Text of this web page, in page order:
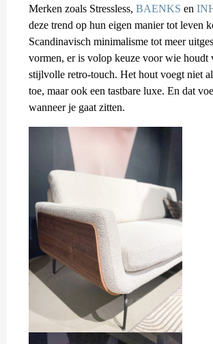
Merken zoals Stressless, BAENKS en
deze trend op hun eigen manier tot leven
Scandinavisch minimalisme tot meer
vormen, er is volop keuze voor wie houdt
stijlvolle retro-touch. Het hout voegt niet
toe, maar ook een tastbare luxe. En dat
wanneer je gaat zitten.